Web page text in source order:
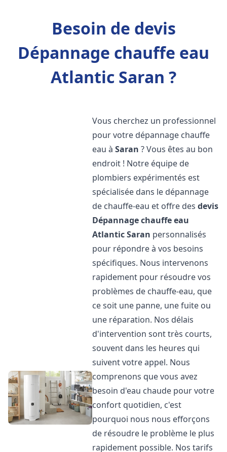
Besoin de devis
Dépannage chauffe eau
Atlantic Saran ?
Vous cherchez un professionnel
pour votre dépannage chauffe
eau àSaran ? Vous êtes au bon
endroit ! Notre équipe de
plombiers expérimentés est
spécialisée dans le dépannage
de chauffe-eau et offre desdevis
Dépannage chauffe eau
AtlanticSaran personnalisés
pour répondre à vos besoins
spécifiques. Nous intervenons
rapidement pour résoudre vos
problèmes de chauffe-eau, que
ce soit une panne, une fuite ou
une réparation. Nos délais
d'intervention sont très courts,
souvent dans les heures qui
suivent votre appel. Nous
comprenons que vous avez
besoin d'eau chaude pour votre
confort quotidien, c'est
pourquoi nous nous efforçons
de résoudre le problème le plus
rapidement possible. Nos tarifs